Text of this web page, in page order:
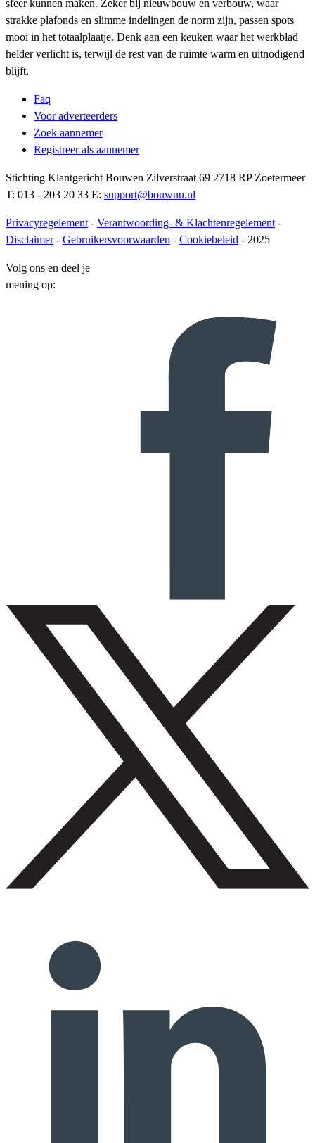
sfeer kunnen maken. Zeker bij nieuwbouw en verbouw, waar
strakke plafonds en slimme indelingen de norm zijn, passen spots
mooi in het totaalplaatje. Denk aan een keuken waar het werkblad
helder verlicht is, terwijl de rest van de ruimte warm en uitnodigend
blijft.
Faq
Voor adverteerders
Zoek aannemer
Registreer als aannemer
Stichting Klantgericht Bouwen Zilverstraat 69 2718 RP Zoetermeer
T: 013 - 203 20 33 E: support@bouwnu.nl
Privacyregelement - Verantwoording- & Klachtenregelement -
Disclaimer- Gebruikersvoorwaarden - Cookiebeleid - 2025
Volg ons en deel je
mening op: